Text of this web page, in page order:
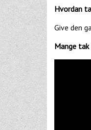
Hvordan
Give den
Mange